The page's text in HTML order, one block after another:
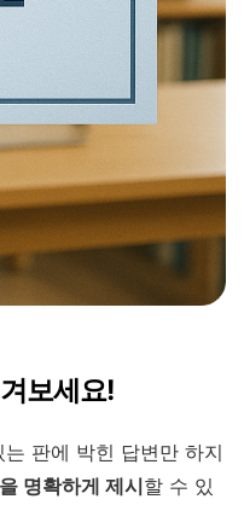
보세요!
판에 박힌 답변만 하지
명확하게 제시할 수 있